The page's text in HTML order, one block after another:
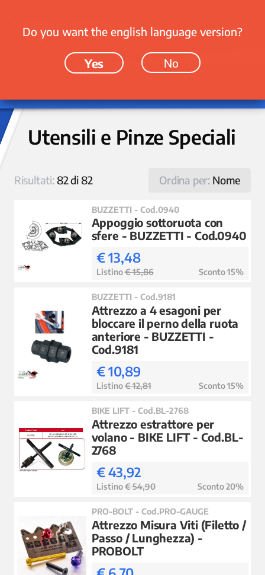
Utensili e Pinze Speciali
Ordina per: Nome
Risultati:82 di 82
BUZZETTI - Cod.0940
Appoggio sottoruota con
sfere - BUZZETTI - Cod.0940
€ 13,48
Listino€ 15,86 Sconto 15%
BUZZETTI - Cod.9181
Attrezzo a 4 esagoni per
bloccare il perno della ruota
anteriore - BUZZETTI -
Cod.9181
€ 10,89
Listino€ 12,81 Sconto 15%
BIKE LIFT - Cod.BL-2768
Attrezzo estrattore per
volano - BIKE LIFT - Cod.BL-
2768
€ 43,92
Listino€ 54,90 Sconto 20%
PRO-BOLT - Cod.PRO-GAUGE
Attrezzo Misura Viti (Filetto /
Passo / Lunghezza) -
PROBOLT
Do you want the english language version?
Yes No